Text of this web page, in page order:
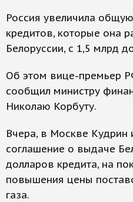
Россия увеличила
кредитов, которые она
Белоруссии, с 1,5 млрд
Об этом вице-премьер
сообщил министру
Николаю Корбуту.
Вчера, в Москве Кудрин
соглашение о выдаче
долларов кредита, на
повышения цены
газа.